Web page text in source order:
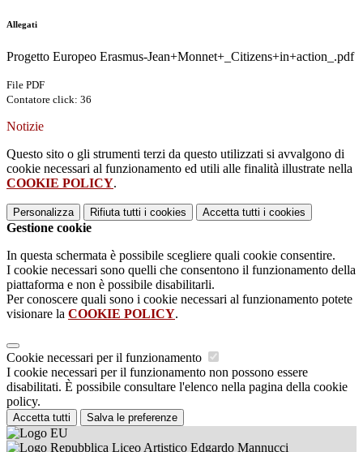
Allegati
Progetto Europeo Erasmus-Jean+Monnet+_Citizens+in+action_.pdf
File PDF
Contatore click: 36
Notizie
Questo sito o gli strumenti terzi da questo utilizzati si avvalgono di
cookie necessari al funzionamento ed utili alle finalità illustrate nella
COOKIE POLICY.
Personalizza Rifiuta tutti i cookies Accetta tutti i cookies
Gestione cookie
In questa schermata è possibile scegliere quali cookie consentire.
I cookie necessari sono quelli che consentono il funzionamento della
piattaforma e non è possibile disabilitarli.
Per conoscere quali sono i cookie necessari al funzionamento potete
visionare la COOKIE POLICY.
Cookie necessari per il funzionamento
I cookie necessari per il funzionamento non possono essere
disabilitati. È possibile consultare l'elenco nella pagina della cookie
policy.
Accetta tutti Salva le preferenze
Liceo Artistico Edgardo Mannucci